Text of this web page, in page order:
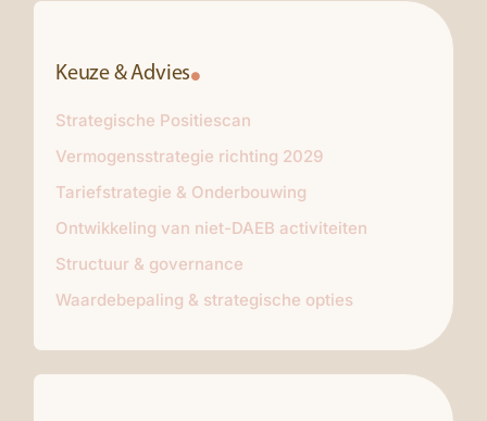
Keuze & Advies
Strategische Positiescan
Vermogensstrategie richting 2029
Tariefstrategie & Onderbouwing
Ontwikkeling van niet-DAEB activiteiten
Structuur & governance
Waardebepaling & strategische opties